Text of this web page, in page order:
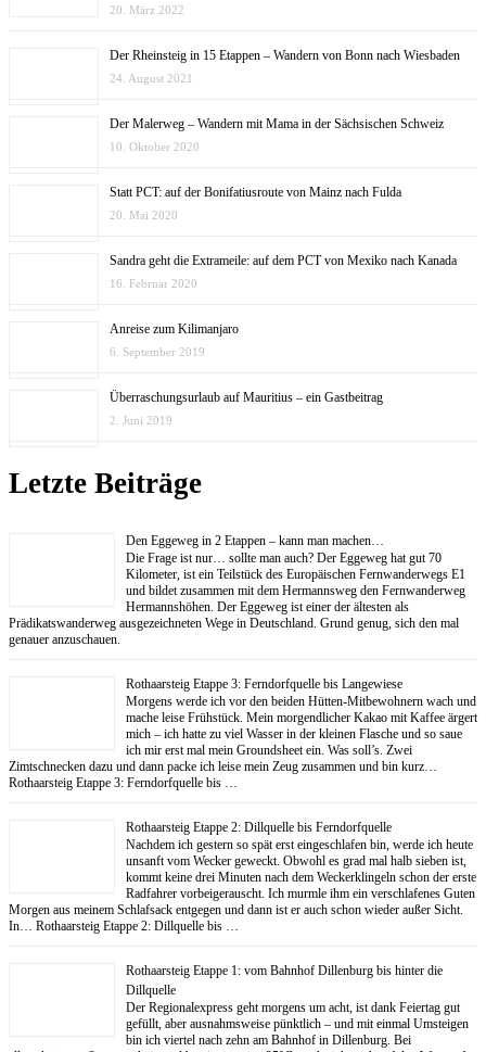
20. März 2022
Der Rheinsteig in 15 Etappen – Wandern von Bonn nach Wiesbaden
24. August 2021
Der Malerweg – Wandern mit Mama in der Sächsischen Schweiz
10. Oktober 2020
Statt PCT: auf der Bonifatiusroute von Mainz nach Fulda
20. Mai 2020
Sandra geht die Extrameile: auf dem PCT von Mexiko nach Kanada
16. Februar 2020
Anreise zum Kilimanjaro
6. September 2019
Überraschungsurlaub auf Mauritius – ein Gastbeitrag
2. Juni 2019
Letzte Beiträge
Den Eggeweg in 2 Etappen – kann man machen…
Die Frage ist nur… sollte man auch? Der Eggeweg hat gut 70
Kilometer, ist ein Teilstück des Europäischen Fernwanderwegs E1
und bildet zusammen mit dem Hermannsweg den Fernwanderweg
Hermannshöhen. Der Eggeweg ist einer der ältesten als
Prädikatswanderweg ausgezeichneten Wege in Deutschland. Grund genug, sich den mal
genauer anzuschauen.
Rothaarsteig Etappe 3: Ferndorfquelle bis Langewiese
Morgens werde ich vor den beiden Hütten-Mitbewohnern wach und
mache leise Frühstück. Mein morgendlicher Kakao mit Kaffee ärgert
mich – ich hatte zu viel Wasser in der kleinen Flasche und so saue
ich mir erst mal mein Groundsheet ein. Was soll’s. Zwei
Zimtschnecken dazu und dann packe ich leise mein Zeug zusammen und bin kurz…
Rothaarsteig Etappe 3: Ferndorfquelle bis …
Rothaarsteig Etappe 2: Dillquelle bis Ferndorfquelle
Nachdem ich gestern so spät erst eingeschlafen bin, werde ich heute
unsanft vom Wecker geweckt. Obwohl es grad mal halb sieben ist,
kommt keine drei Minuten nach dem Weckerklingeln schon der erste
Radfahrer vorbeigerauscht. Ich murmle ihm ein verschlafenes Guten
Morgen aus meinem Schlafsack entgegen und dann ist er auch schon wieder außer Sicht.
In… Rothaarsteig Etappe 2: Dillquelle bis …
Rothaarsteig Etappe 1: vom Bahnhof Dillenburg bis hinter die
Dillquelle
Der Regionalexpress geht morgens um acht, ist dank Feiertag gut
gefüllt, aber ausnahmsweise pünktlich – und mit einmal Umsteigen
bin ich viertel nach zehn am Bahnhof in Dillenburg. Bei